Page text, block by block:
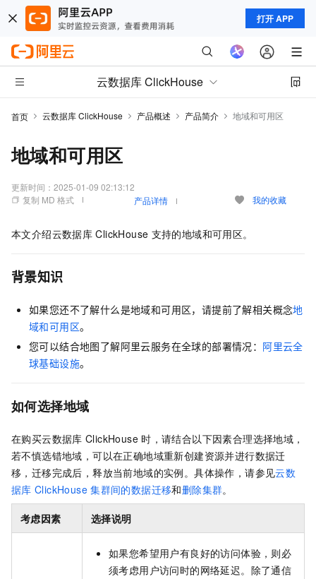
打开 APP
云数据库 ClickHouse
首页 云数据库 ClickHouse 产品概述 产品简介 地域和可用区
地域和可用区
更新时间： 2025-01-09 02:13:12
复制 MD 格式
产品详情 我的收藏
本文介绍云数据库 ClickHouse 支持的地域和可用区。
背景知识
如果您还不了解什么是地域和可用区，请提前了解相关概念地
域和可用区。
您可以结合地图了解阿里云服务在全球的部署情况： 阿里云全
球基础设施。
如何选择地域
在购买云数据库 ClickHouse 时，请结合以下因素合理选择地域，
若不慎选错地域，可以在正确地域重新创建资源并进行数据迁
移，迁移完成后，释放当前地域的实例。具体操作，请参见云数
据库 ClickHouse 集群间的数据迁移和删除集群。
考虑因素 选择说明
如果您希望用户有良好的访问体验，则必
须考虑用户访问时的网络延迟。除了通信